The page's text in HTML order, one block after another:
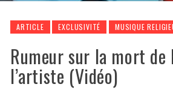
ARTICLE EXCLUSIVITÉ MUSIQUE
Rumeur sur la mort
l’artiste (Vidéo)